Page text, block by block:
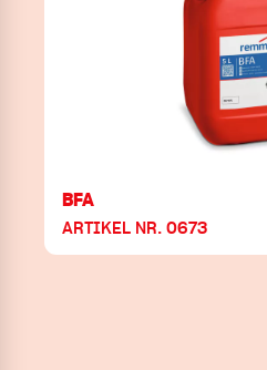
BFA
ARTIKEL NR. 0673